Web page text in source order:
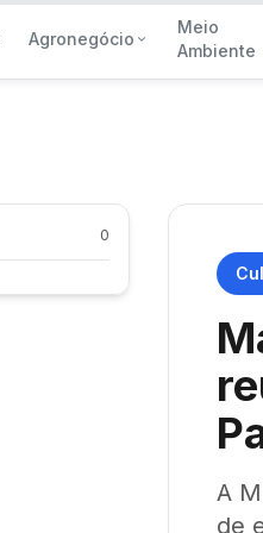
Agronegócio
Meio
Ambiente
0
A
de